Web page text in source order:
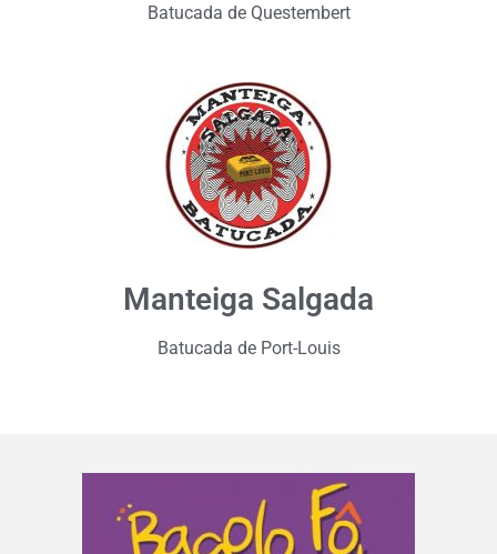
Batucada de Questembert
Manteiga Salgada
Batucada de Port-Louis